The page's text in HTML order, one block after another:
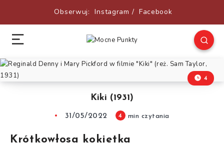
Obserwuj: Instagram / Facebook
4
Kiki (1931)
31/05/2022 4 min czytania
Krótkowłosa kokietka